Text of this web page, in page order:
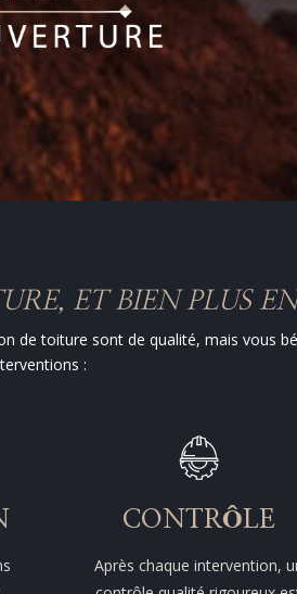
ET BIEN PLUS
de toiture sont de qualité, mais vous
:
CONTRÔLE
Après chaque intervention,